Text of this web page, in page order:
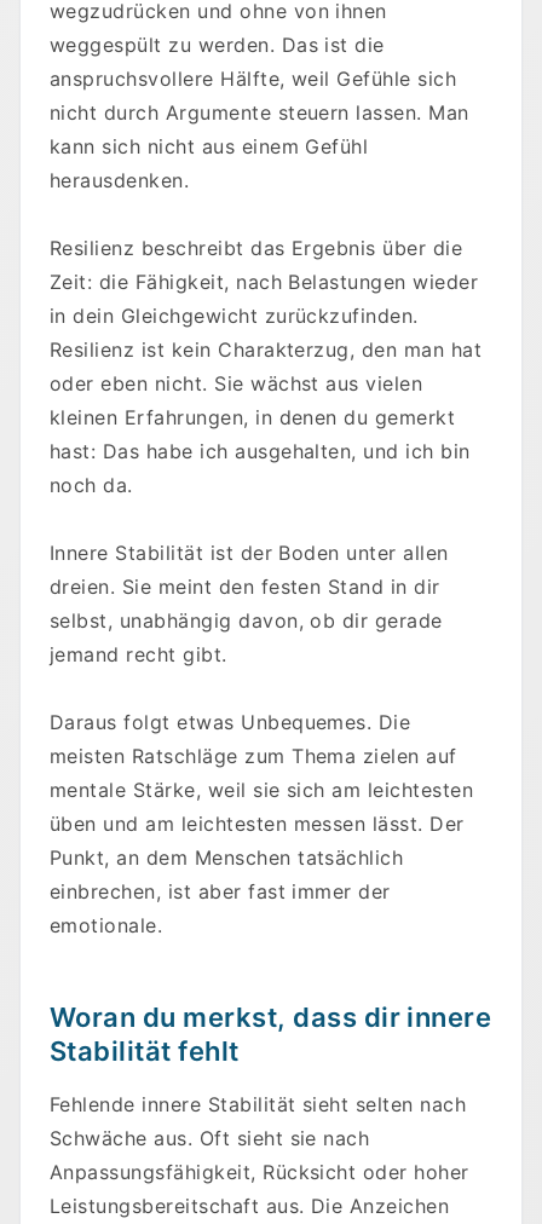
wegzudrücken und ohne von ihnen
weggespült zu werden. Das ist die
anspruchsvollere Hälfte, weil Gefühle sich
nicht durch Argumente steuern lassen. Man
kann sich nicht aus einem Gefühl
herausdenken.
Resilienz beschreibt das Ergebnis über die
Zeit: die Fähigkeit, nach Belastungen wieder
in dein Gleichgewicht zurückzufinden.
Resilienz ist kein Charakterzug, den man hat
oder eben nicht. Sie wächst aus vielen
kleinen Erfahrungen, in denen du gemerkt
hast: Das habe ich ausgehalten, und ich bin
noch da.
Innere Stabilität ist der Boden unter allen
dreien. Sie meint den festen Stand in dir
selbst, unabhängig davon, ob dir gerade
jemand recht gibt.
Daraus folgt etwas Unbequemes. Die
meisten Ratschläge zum Thema zielen auf
mentale Stärke, weil sie sich am leichtesten
üben und am leichtesten messen lässt. Der
Punkt, an dem Menschen tatsächlich
einbrechen, ist aber fast immer der
emotionale.
Woran du merkst, dass dir innere
Stabilität fehlt
Fehlende innere Stabilität sieht selten nach
Schwäche aus. Oft sieht sie nach
Anpassungsfähigkeit, Rücksicht oder hoher
Leistungsbereitschaft aus. Die Anzeichen